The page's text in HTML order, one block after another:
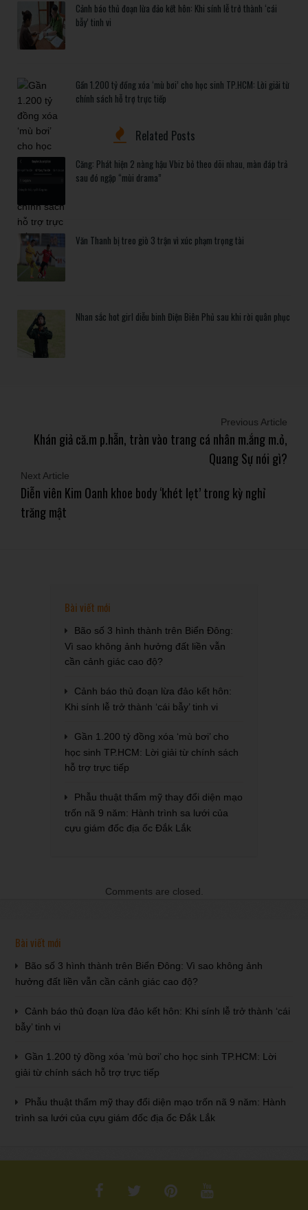
Cảnh báo thủ đoạn lừa đảo kết hôn: Khi sính lễ trở thành ‘cái
bẫy’ tinh vi
Gần 1.200 tỷ đồng xóa ‘mù bơi’ cho học sinh TP.HCM: Lời giải từ
chính sách hỗ trợ trực tiếp
Related Posts
Căng: Phát hiện 2 nàng hậu Vbiz bỏ theo dõi nhau, màn đáp trả
sau đó ngập “mùi drama”
Văn Thanh bị treo giò 3 trận vì xúc phạm trọng tài
Nhan sắc hot girl diễu binh Điện Biên Phủ sau khi rời quân phục
Previous Article
Khán giả că.m p.hẫn, tràn vào trang cá nhân m.ắng m.ỏ,
Quang Sự nói gì?
Next Article
Diễn viên Kim Oanh khoe body ‘khét lẹt’ trong kỳ nghỉ
trăng mật
Bài viết mới
Bão số 3 hình thành trên Biển Đông:
Vì sao không ảnh hưởng đất liền vẫn
cần cảnh giác cao độ?
Cảnh báo thủ đoạn lừa đảo kết hôn:
Khi sính lễ trở thành ‘cái bẫy’ tinh vi
Gần 1.200 tỷ đồng xóa ‘mù bơi’ cho
học sinh TP.HCM: Lời giải từ chính sách
hỗ trợ trực tiếp
Phẫu thuật thẩm mỹ thay đổi diện mạo
trốn nã 9 năm: Hành trình sa lưới của
cựu giám đốc địa ốc Đắk Lắk
Comments are closed.
Bài viết mới
Bão số 3 hình thành trên Biển Đông: Vì sao không ảnh
hưởng đất liền vẫn cần cảnh giác cao độ?
Cảnh báo thủ đoạn lừa đảo kết hôn: Khi sính lễ trở thành ‘cái
bẫy’ tinh vi
Gần 1.200 tỷ đồng xóa ‘mù bơi’ cho học sinh TP.HCM: Lời
giải từ chính sách hỗ trợ trực tiếp
Phẫu thuật thẩm mỹ thay đổi diện mạo trốn nã 9 năm: Hành
trình sa lưới của cựu giám đốc địa ốc Đắk Lắk